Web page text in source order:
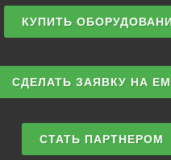
КУПИТЬ
СДЕЛАТЬ ЗАЯВКУ НА
СТАТЬ ПАРТНЕРОМ